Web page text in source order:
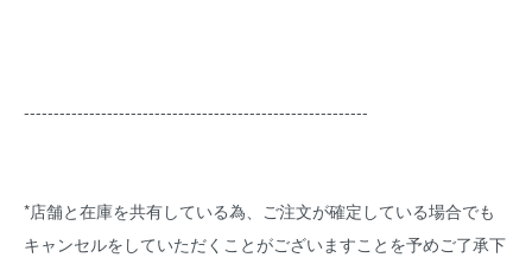
----------------------------------------------------------
*店舗と在庫を共有している為、ご注文が確定している場合でも
キャンセルをしていただくことがございますことを予めご了承下